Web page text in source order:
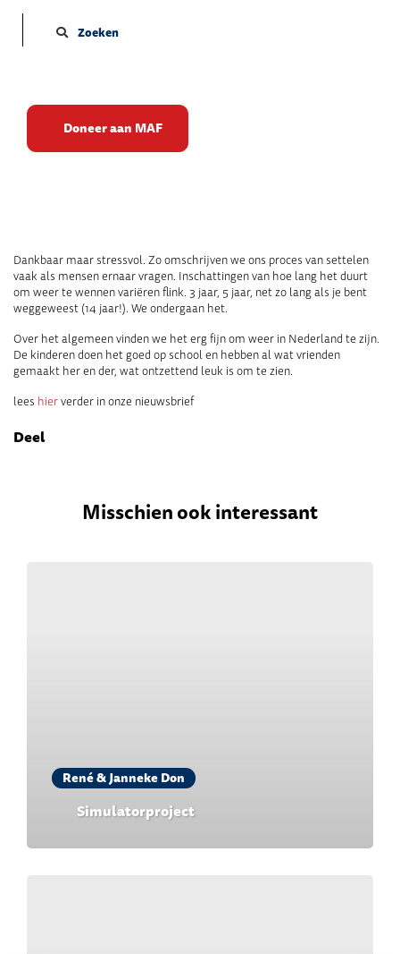
Zoeken
Doneer aan MAF
Wennen op de Veluwe
Publicatie datum: 02-03-2024
Dankbaar maar stressvol. Zo omschrijven we ons proces van settelen
vaak als mensen ernaar vragen. Inschattingen van hoe lang het duurt
om weer te wennen variëren flink. 3 jaar, 5 jaar, net zo lang als je bent
weggeweest (14 jaar!). We ondergaan het.
Over het algemeen vinden we het erg fijn om weer in Nederland te zijn.
De kinderen doen het goed op school en hebben al wat vrienden
gemaakt her en der, wat ontzettend leuk is om te zien.
lees hierverder in onze nieuwsbrief
Deel
Misschien ook interessant
René & Janneke Don
Simulatorproject